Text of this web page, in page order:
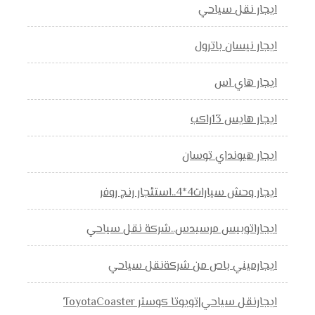
ايجار نقل سياحي
ايجار نيسان باترول
ايجار هاي اس
ايجار هايس 13راكب
ايجار هيونداي توسان
ايجار وحش سيارات4*4..استئجار رنج روفر
ايجاراتوبيس مرسيدس..شركة نقل سياحي
ايجارميني باص من شركةنقل سياحي
ايجارنقل سياحي|تويوتا كوستر ToyotaCoaster